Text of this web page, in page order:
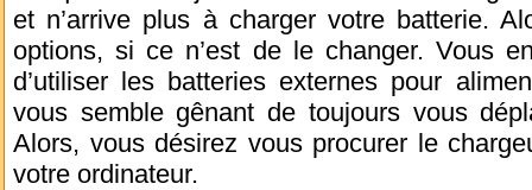
et n’arrive plus à charger votre batterie.
options, si ce n’est de le changer. Vous
d’utiliser les batteries externes pour
vous semble gênant de toujours vous
Alors, vous désirez vous procurer le
votre ordinateur.